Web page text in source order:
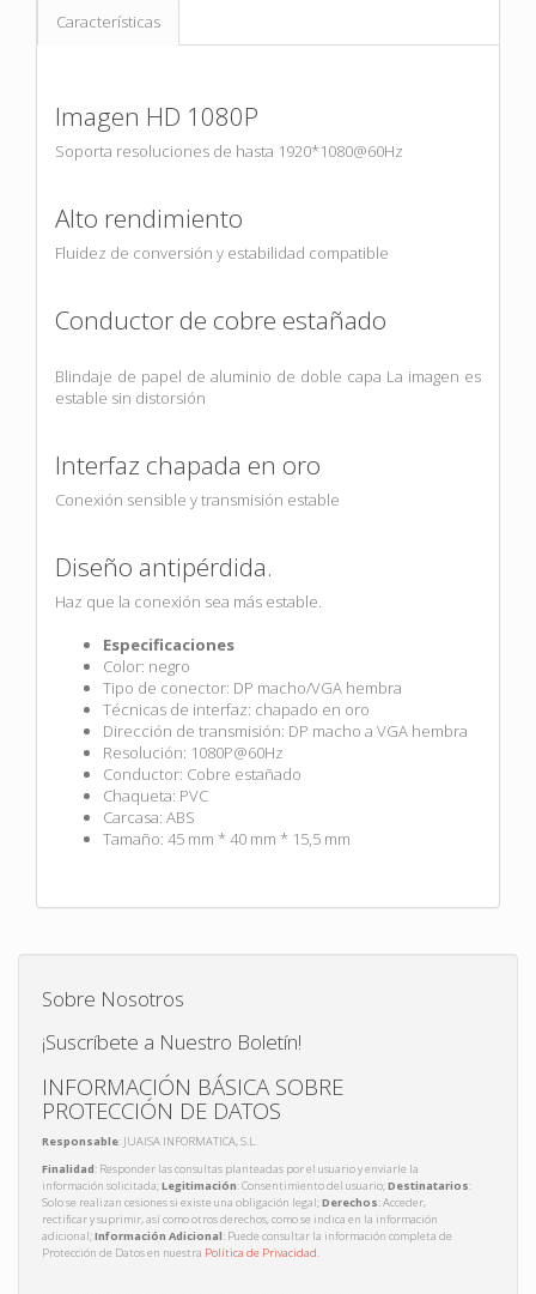
Características
Imagen HD 1080P
Soporta resoluciones de hasta 1920*1080@60Hz
Alto rendimiento
Fluidez de conversión y estabilidad compatible
Conductor de cobre estañado
Blindaje de papel de aluminio de doble capa La imagen es
estable sin distorsión
Interfaz chapada en oro
Conexión sensible y transmisión estable
Diseño antipérdida.
Haz que la conexión sea más estable.
Especificaciones
Color: negro
Tipo de conector: DP macho/VGA hembra
Técnicas de interfaz: chapado en oro
Dirección de transmisión: DP macho a VGA hembra
Resolución: 1080P@60Hz
Conductor: Cobre estañado
Chaqueta: PVC
Carcasa: ABS
Tamaño: 45 mm * 40 mm * 15,5 mm
Sobre Nosotros
¡Suscríbete a Nuestro Boletín!
INFORMACIÓN BÁSICA SOBRE
PROTECCIÓN DE DATOS
Responsable: JUAISA INFORMATICA, S.L.
Finalidad: Responder las consultas planteadas por el usuario y enviarle la
información solicitada;Legitimación: Consentimiento del usuario;Destinatarios:
Solo se realizan cesiones si existe una obligación legal;Derechos: Acceder,
rectificar y suprimir, así como otros derechos, como se indica en la información
adicional;Información Adicional: Puede consultar la información completa de
Protección de Datos en nuestra Política de Privacidad.